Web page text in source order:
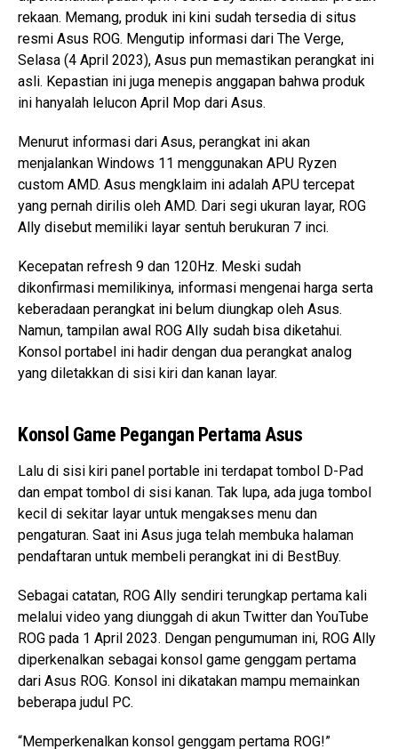
rekaan. Memang, produk ini kini sudah tersedia di situs
resmi Asus ROG. Mengutip informasi dari The Verge,
Selasa (4 April 2023), Asus pun memastikan perangkat ini
asli. Kepastian ini juga menepis anggapan bahwa produk
ini hanyalah lelucon April Mop dari Asus.
Menurut informasi dari Asus, perangkat ini akan
menjalankan Windows 11 menggunakan APU Ryzen
custom AMD. Asus mengklaim ini adalah APU tercepat
yang pernah dirilis oleh AMD. Dari segi ukuran layar, ROG
Ally disebut memiliki layar sentuh berukuran 7 inci.
Kecepatan refresh 9 dan 120Hz. Meski sudah
dikonfirmasi memilikinya, informasi mengenai harga serta
keberadaan perangkat ini belum diungkap oleh Asus.
Namun, tampilan awal ROG Ally sudah bisa diketahui.
Konsol portabel ini hadir dengan dua perangkat analog
yang diletakkan di sisi kiri dan kanan layar.
Konsol Game Pegangan Pertama Asus
Lalu di sisi kiri panel portable ini terdapat tombol D-Pad
dan empat tombol di sisi kanan. Tak lupa, ada juga tombol
kecil di sekitar layar untuk mengakses menu dan
pengaturan. Saat ini Asus juga telah membuka halaman
pendaftaran untuk membeli perangkat ini di BestBuy.
Sebagai catatan, ROG Ally sendiri terungkap pertama kali
melalui video yang diunggah di akun Twitter dan YouTube
ROG pada 1 April 2023. Dengan pengumuman ini, ROG Ally
diperkenalkan sebagai konsol game genggam pertama
dari Asus ROG. Konsol ini dikatakan mampu memainkan
beberapa judul PC.
“Memperkenalkan konsol genggam pertama ROG!”